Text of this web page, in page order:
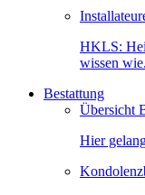
HKLS:
wissen wie.
Bestattung
Übersicht
Hier